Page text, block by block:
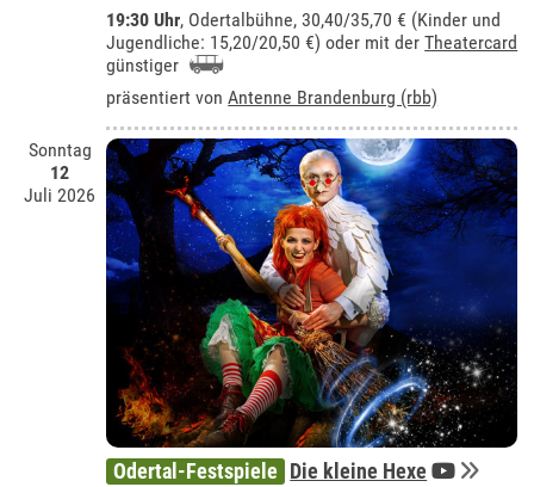
19:30 Uhr, Odertalbühne, 30,40/35,70 € (Kinder und
Jugendliche: 15,20/20,50 €) oder mit derTheatercard
günstiger
präsentiert vonAntenne Brandenburg (rbb)
Sonntag
12
Juli 2026
Odertal-Festspiele Die kleine Hexe